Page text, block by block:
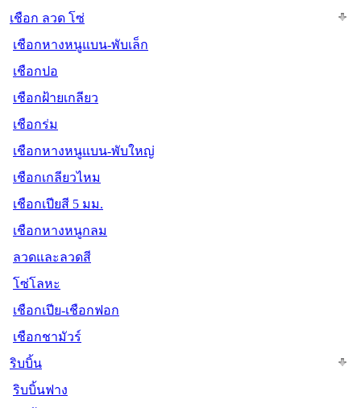
เชือก ลวด โซ่
เชือกหางหนูแบน-พับเล็ก
เชือกปอ
เชือกฝ้ายเกลียว
เชือกร่ม
เชือกหางหนูแบน-พับใหญ่
เชือกเกลียวไหม
เชือกเปียสี 5 มม.
เชือกหางหนูกลม
ลวดและลวดสี
โซ่โลหะ
เชือกเปีย-เชือกฟอก
เชือกชามัวร์
ริบบิ้น
ริบบิ้นฟาง